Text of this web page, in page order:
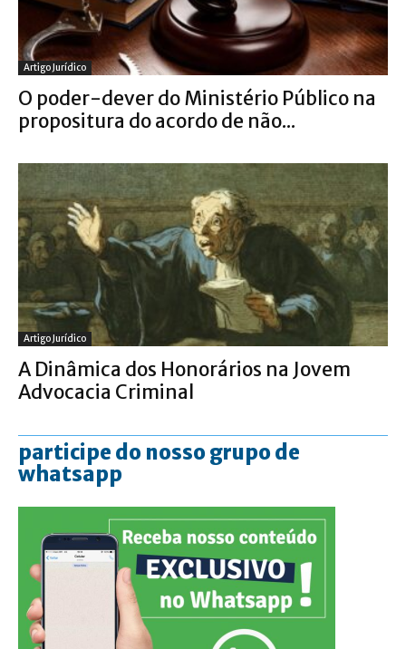
Artigo Jurídico
O poder-dever do Ministério Público na
propositura do acordo de não...
Artigo Jurídico
A Dinâmica dos Honorários na Jovem
Advocacia Criminal
participe do nosso grupo de
whatsapp